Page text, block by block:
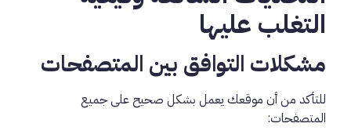
التغلب عليها
مشكلات التوافق بين المتصفحات
للتأكد من أن موقعك يعمل بشكل صحيح على جميع
المتصفحات: